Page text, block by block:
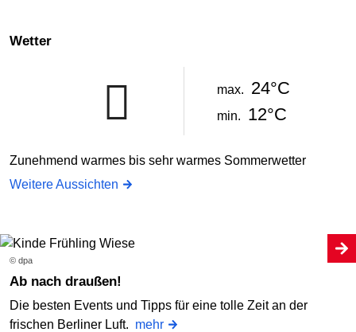
Wetter
max. 24°C
min. 12°C
Zunehmend warmes bis sehr warmes Sommerwetter
Weitere Aussichten
© dpa
Ab nach draußen!
Die besten Events und Tipps für eine tolle Zeit an der
frischen Berliner Luft. mehr